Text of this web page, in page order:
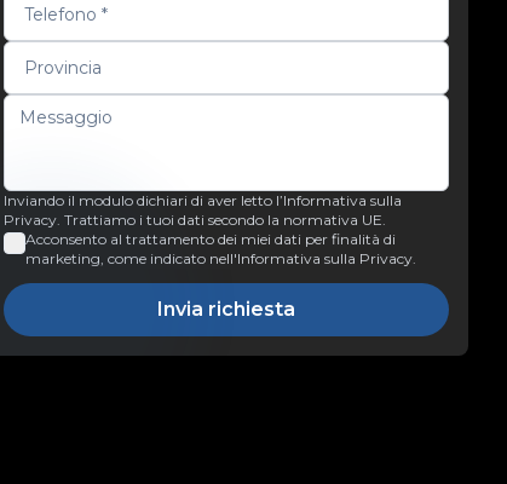
Inviando il modulo dichiari di aver letto l’Informativa sulla
Privacy. Trattiamo i tuoi dati secondo la normativa UE.
Acconsento al trattamento dei miei dati per finalità di
marketing, come indicato nell'Informativa sulla Privacy.
Invia richiesta